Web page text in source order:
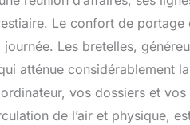
mouchoirs, un chargeur portable
multifonctions sont équipées
porte-lunettes, vous permettant
style noir moderne et épuré
l'université et aux courts séjours.
professionnels, il allie
Le confort de
Les bretelles,
atténue considérablement
vos dossiers et
de l’air et physique,